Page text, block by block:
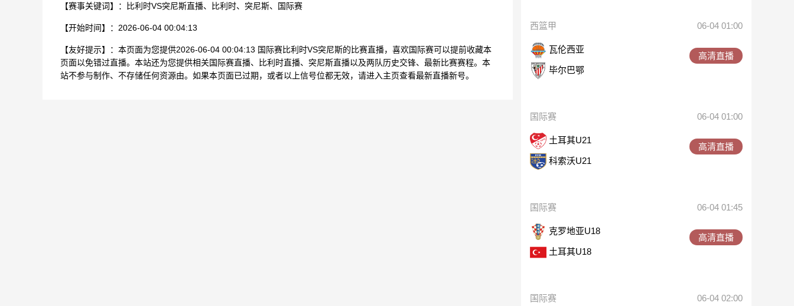
【赛事关键词】：比利时VS突尼斯直播、比利时、突尼斯、国际赛
【开始时间】：2026-06-04 00:04:13
【友好提示】：本页面为您提供2026-06-04 00:04:13 国际赛比利时VS突尼斯的比赛直播，喜欢国际赛可以提前收藏本
页面以免错过直播。本站还为您提供相关国际赛直播、比利时直播、突尼斯直播以及两队历史交锋、最新比赛赛程。本
站不参与制作、不存储任何资源由。如果本页面已过期，或者以上信号位都无效，请进入主页查看最新直播新号。
西篮甲 06-04 01:00
瓦伦西亚
毕尔巴鄂
高清直播
国际赛 06-04 01:00
土耳其U21
科索沃U21
高清直播
国际赛 06-04 01:45
克罗地亚U18
土耳其U18
高清直播
国际赛 06-04 02:00